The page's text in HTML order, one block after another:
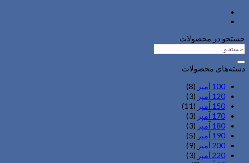
جستجو در محصولات
جستجو
برای:
دسته‌های محصولات
100 آمپر
(8)
120 آمپر
(3)
150 آمپر
(11)
170 آمپر
(3)
180 آمپر
(3)
190 آمپر
(5)
200 آمپر
(9)
220 آمپر
(3)